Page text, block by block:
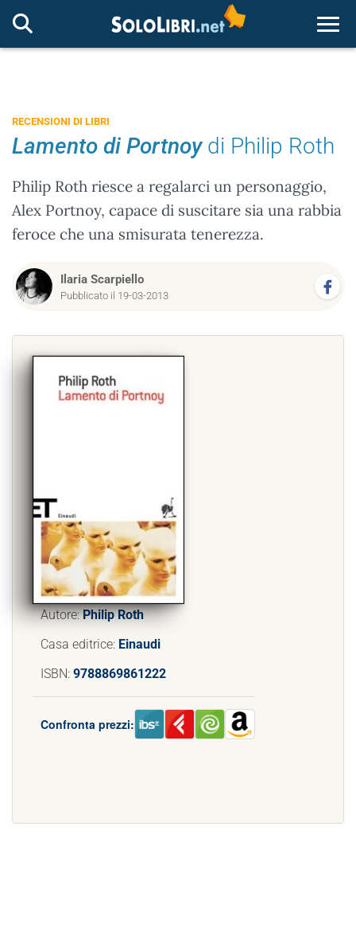
RECENSIONI DI LIBRI
Lamento di Portnoydi Philip Roth
Philip Roth riesce a regalarci un personaggio,
Alex Portnoy, capace di suscitare sia una rabbia
feroce che una smisurata tenerezza.
Ilaria Scarpiello
Pubblicato il 19-03-2013
Autore:Philip Roth
Casa editrice: Einaudi
ISBN: 9788869861222
Confronta prezzi: